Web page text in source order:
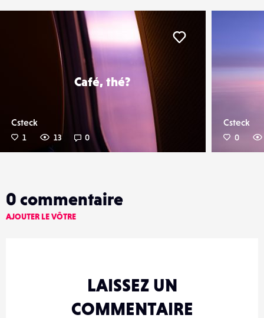
Café, thé?
Csteck
1 13 0
Csteck
0
0 commentaire
AJOUTER LE VÔTRE
LAISSEZ UN
COMMENTAIRE